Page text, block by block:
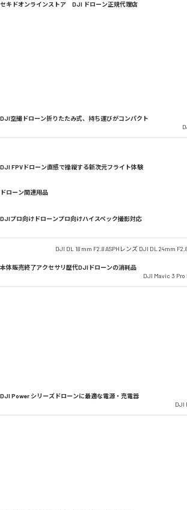
セキドオンラインストア DJI ドローン正規代理店
DJI空撮ドローン折りたたみ式、持ち運びがコンパクト
DJI FPVドローン直感で操縦する新次元フライト体験
ドローン関連用品
DJIプロ向けドローンプロ向けハイスペック撮影対応
DJI DL 18 mm F2.8 ASPHレンズ DJI DL 24mm
本体販売終了アクセサリ歴代DJIドローンの消耗品
DJI Mavic 3 Pro
DJI Power シリーズドローンに最適な電源・充電器
DJI